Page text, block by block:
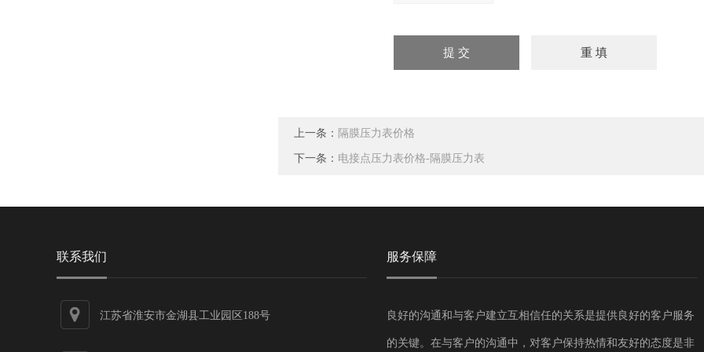
上一条： 隔膜压力表价格
下一条： 电接点压力表价格-隔膜压力表
联系我们
江苏省淮安市金湖县工业园区188号
服务保障
良好的沟通和与客户建立互相信任的关系是提供良好的客户服务
的关键。在与客户的沟通中，对客户保持热情和友好的态度是非